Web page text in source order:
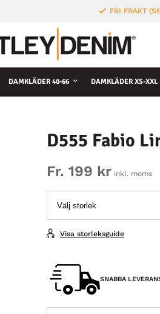
FRI FRAKT
DAMKLÄDER 40-66 DAMKLÄDER XS-XXL
D555 Fabio
Fr. 199 kr inkl. moms
Visa storleksguide
SNABBA